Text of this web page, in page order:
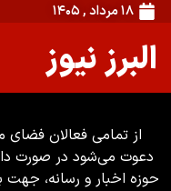
۱۸ مرداد , ۱۴۰۵
البرز نیوز
از تمامی فعالان فضای
دعوت می‌شود در صورت
حوزه اخبار و رسانه، جهت